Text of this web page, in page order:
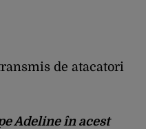
de atacatori
Adeline în acest